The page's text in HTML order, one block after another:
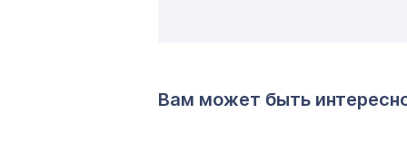
Вам может быть